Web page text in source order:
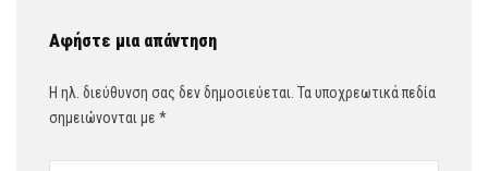
Αφήστε μια απάντηση
Η ηλ. διεύθυνση σας δεν δημοσιεύεται. Τα υποχρεωτικά πεδία
σημειώνονται με *